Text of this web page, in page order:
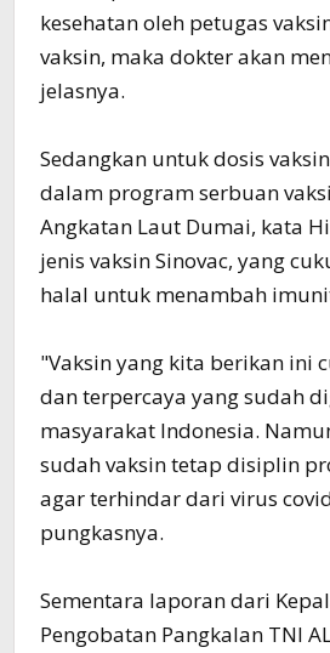
kesehatan oleh petugas
vaksin, maka dokter akan
jelasnya.
Sedangkan untuk dosis
dalam program serbuan
Angkatan Laut Dumai, kata
jenis vaksin Sinovac, yang
halal untuk menambah
"Vaksin yang kita berikan ini
dan terpercaya yang sudah
masyarakat Indonesia.
sudah vaksin tetap disiplin
agar terhindar dari virus
pungkasnya.
Sementara laporan dari
Pengobatan Pangkalan TNI